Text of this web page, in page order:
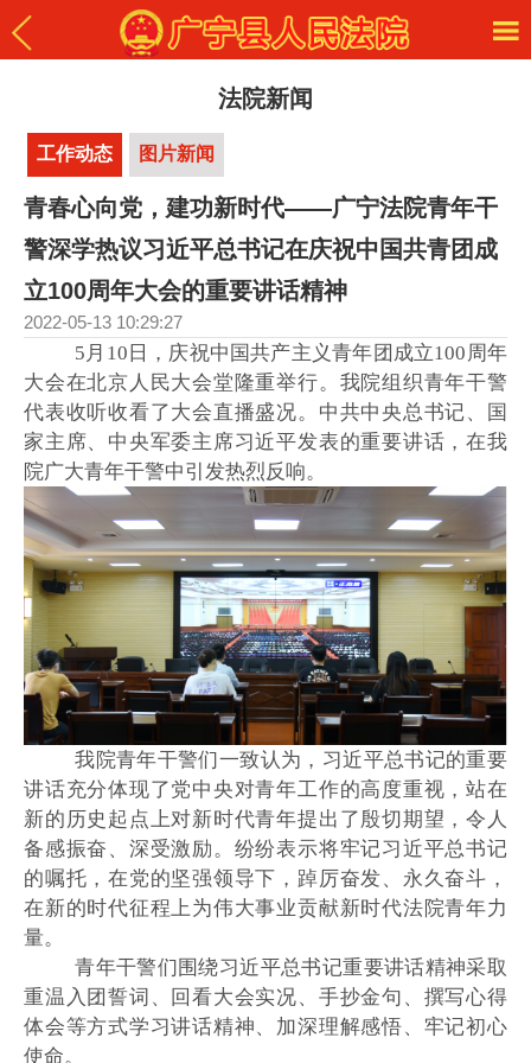
法院新闻
工作动态 图片新闻
青春心向党，建功新时代——广宁法院青年干
警深学热议习近平总书记在庆祝中国共青团成
立100周年大会的重要讲话精神
2022-05-13 10:29:27
5月10日，庆祝中国共产主义青年团成立100周年
大会在北京人民大会堂隆重举行。我院组织青年干警
代表收听收看了大会直播盛况。中共中央总书记、国
家主席、中央军委主席习近平发表的重要讲话，在我
院广大青年干警中引发热烈反响。
我院青年干警们一致认为，习近平总书记的重要
讲话充分体现了党中央对青年工作的高度重视，站在
新的历史起点上对新时代青年提出了殷切期望，令人
备感振奋、深受激励。纷纷表示将牢记习近平总书记
的嘱托，在党的坚强领导下，踔厉奋发、永久奋斗，
在新的时代征程上为伟大事业贡献新时代法院青年力
量。
青年干警们围绕习近平总书记重要讲话精神采取
重温入团誓词、回看大会实况、手抄金句、撰写心得
体会等方式学习讲话精神、加深理解感悟、牢记初心
使命。